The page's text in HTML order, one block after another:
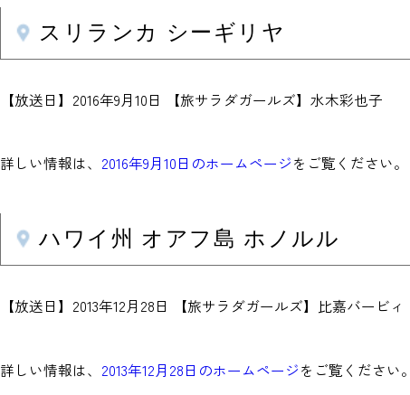
スリランカ シーギリヤ
【放送日】2016年9月10日 【旅サラダガールズ】水木彩也子
詳しい情報は、 2016年9月10日のホームページをご覧ください。
ハワイ州 オアフ島 ホノルル
【放送日】2013年12月28日 【旅サラダガールズ】比嘉バービィ
詳しい情報は、 2013年12月28日のホームページをご覧ください。